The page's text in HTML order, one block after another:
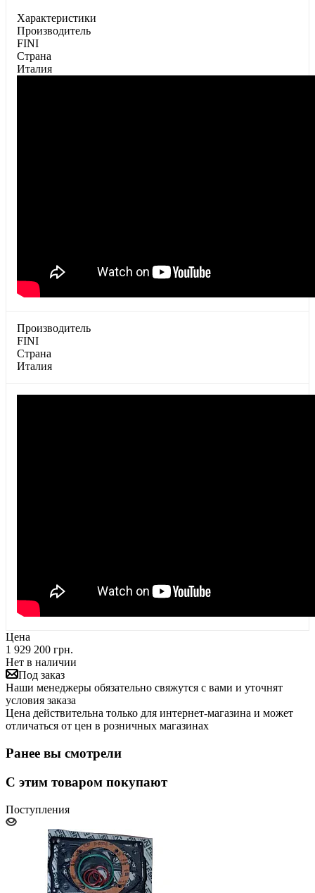
Характеристики
Производитель
FINI
Страна
Италия
Производитель
FINI
Страна
Италия
Цена
1 929 200 грн.
Нет в наличии
Под заказ
Наши менеджеры обязательно свяжутся с вами и уточнят
условия заказа
Цена действительна только для интернет-магазина и может
отличаться от цен в розничных магазинах
Ранее вы смотрели
С этим товаром покупают
Поступления